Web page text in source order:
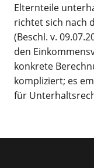
Elternteile
richtet sich nach
(Beschl. v.
den
konkrete
kompliziert; es
für